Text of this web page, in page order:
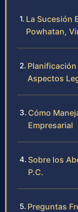
La Sucesión
Powhatan,
Aspectos
Cómo
Empresarial
Sobre los
P.C.
Preguntas